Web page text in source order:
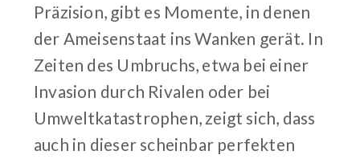
Präzision, gibt es Momente, in denen
der Ameisenstaat ins Wanken gerät. In
Zeiten des Umbruchs, etwa bei einer
Invasion durch Rivalen oder bei
Umweltkatastrophen, zeigt sich, dass
auch in dieser scheinbar perfekten